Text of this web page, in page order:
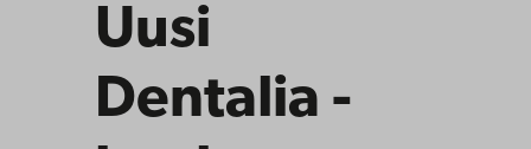
Uusi
Dentalia -